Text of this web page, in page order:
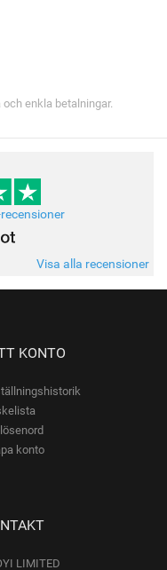
enkla betalningar.
Visa alla recensioner
KONTO
konto
LIMITED